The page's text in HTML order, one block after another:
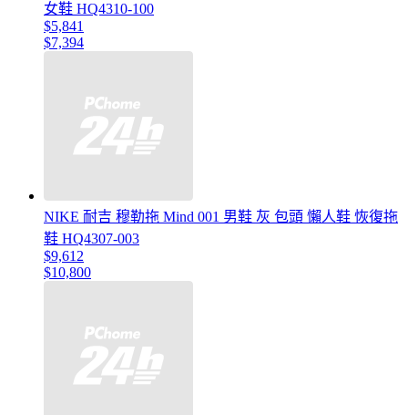
女鞋 HQ4310-100
$5,841
$7,394
NIKE 耐吉 穆勒拖 Mind 001 男鞋 灰 包頭 懶人鞋 恢復拖
鞋 HQ4307-003
$9,612
$10,800